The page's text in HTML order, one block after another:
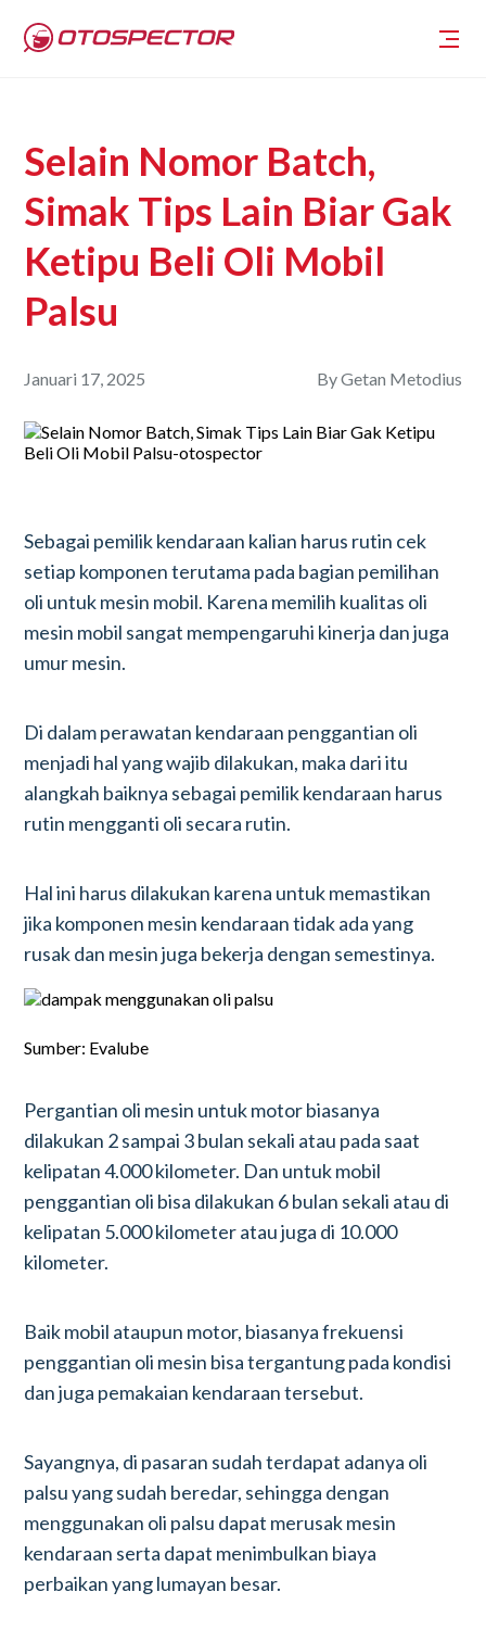
Selain Nomor Batch,
Simak Tips Lain Biar Gak
Ketipu Beli Oli Mobil
Palsu
Januari 17, 2025 ByGetan Metodius
Sebagai pemilik kendaraan kalian harus rutin cek
setiap komponen terutama pada bagian pemilihan
oli untuk mesin mobil. Karena memilih kualitas oli
mesin mobil sangat mempengaruhi kinerja dan juga
umur mesin.
Di dalam perawatan kendaraan penggantian oli
menjadi hal yang wajib dilakukan, maka dari itu
alangkah baiknya sebagai pemilik kendaraan harus
rutin mengganti oli secara rutin.
Hal ini harus dilakukan karena untuk memastikan
jika komponen mesin kendaraan tidak ada yang
rusak dan mesin juga bekerja dengan semestinya.
Sumber: Evalube
Pergantian oli mesin untuk motor biasanya
dilakukan 2 sampai 3 bulan sekali atau pada saat
kelipatan 4.000 kilometer. Dan untuk mobil
penggantian oli bisa dilakukan 6 bulan sekali atau di
kelipatan 5.000 kilometer atau juga di 10.000
kilometer.
Baik mobil ataupun motor, biasanya frekuensi
penggantian oli mesin bisa tergantung pada kondisi
dan juga pemakaian kendaraan tersebut.
Sayangnya, di pasaran sudah terdapat adanya oli
palsu yang sudah beredar, sehingga dengan
menggunakan oli palsu dapat merusak mesin
kendaraan serta dapat menimbulkan biaya
perbaikan yang lumayan besar.